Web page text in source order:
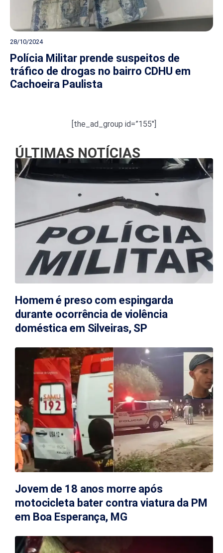
28/10/2024
Polícia Militar prende suspeitos de
tráfico de drogas no bairro CDHU em
Cachoeira Paulista
[the_ad_group id=”155″]
ÚLTIMAS NOTÍCIAS
Homem é preso com espingarda
durante ocorrência de violência
doméstica em Silveiras, SP
Jovem de 18 anos morre após
motocicleta bater contra viatura da PM
em Boa Esperança, MG